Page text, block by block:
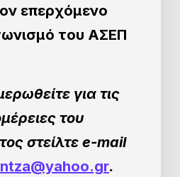
επερχόμενο
του ΑΣΕΠ
για τις
του
στείλτε e-mail
.